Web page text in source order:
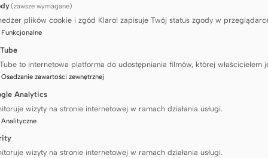
że 5 grudnia 2025 r. zmarł Jan
pracownik Studium WFiS GUMed. Pracował w
na stanowisku starszego wykładowcy. Był
pogrzebu
2025
(zawsze wymagane)
plików cookie i zgód Klaro! zapisuje Twój status zgody w
Funkcjonalne
to internetowa platforma do udostępniania filmów, której właścicielem
Osadzanie zawartości zewnętrznej
Analytics
wizyty na stronie internetowej w ramach działania usługi.
Analityczne
wizyty na stronie internetowej w ramach działania usługi.